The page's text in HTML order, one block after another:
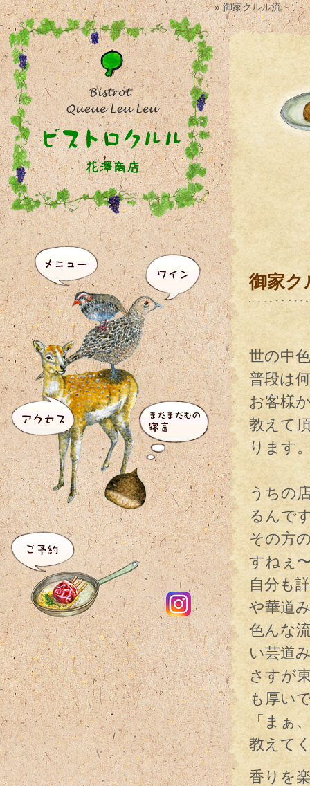
» 御家クルル流
御家ク
世の中
普段は
お客様
教えて
ります
うちの
るんで
その方
すねぇ
自分も
や華道
色んな
い芸道
さすが
も厚い
「まぁ
教えて
香りを